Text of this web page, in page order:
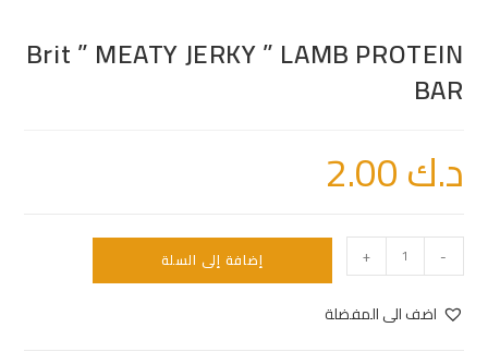
Brit ” MEATY JERKY ” LAMB PROTEIN
BAR
د.ك
-
+ إضافة إلى السلة
اضف الى المفضلة